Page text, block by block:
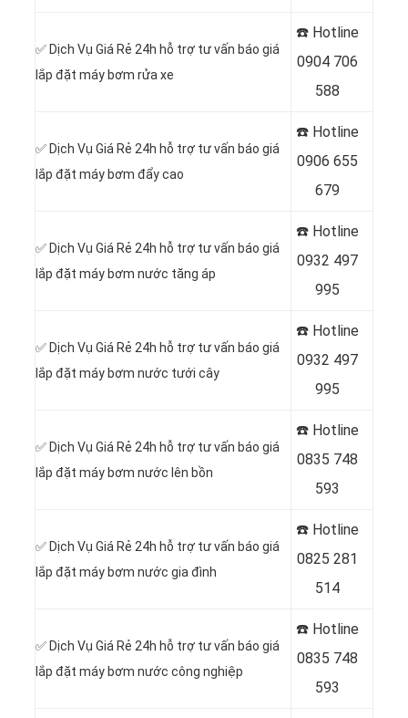
✅ Dịch Vụ Giá Rẻ 24h hỗ trợ tư vấn báo giá
lắp đặt máy bơm rửa xe
☎️ Hotline
0904 706
588
✅ Dịch Vụ Giá Rẻ 24h hỗ trợ tư vấn báo giá
lắp đặt máy bơm đẩy cao
☎️ Hotline
0906 655
679
✅ Dịch Vụ Giá Rẻ 24h hỗ trợ tư vấn báo giá
lắp đặt máy bơm nước tăng áp
☎️ Hotline
0932 497
995
✅ Dịch Vụ Giá Rẻ 24h hỗ trợ tư vấn báo giá
lắp đặt máy bơm nước tưới cây
☎️ Hotline
0932 497
995
✅ Dịch Vụ Giá Rẻ 24h hỗ trợ tư vấn báo giá
lắp đặt máy bơm nước lên bồn
☎️ Hotline
0835 748
593
✅ Dịch Vụ Giá Rẻ 24h hỗ trợ tư vấn báo giá
lắp đặt máy bơm nước gia đình
☎️ Hotline
0825 281
514
✅ Dịch Vụ Giá Rẻ 24h hỗ trợ tư vấn báo giá
lắp đặt máy bơm nước công nghiệp
☎️ Hotline
0835 748
593